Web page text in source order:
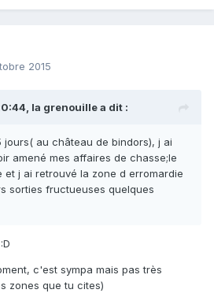
2015
la grenouille a dit :
jours( au château de bindors), j ai
amené mes affaires de chasse;le
et j ai retrouvé la zone d erromardie
sorties fructueuses quelques
c'est sympa mais pas très
zones que tu cites)